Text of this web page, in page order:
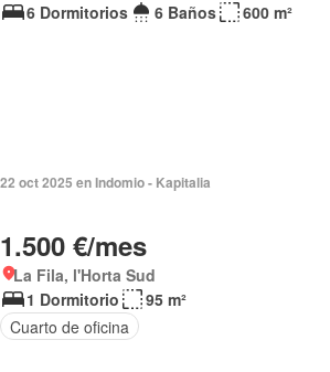
6 Dormitorios
6 Baños 600 m²
22 oct 2025 en Indomio - Kapitalia
1.500 €/mes
La Fila, l'Horta Sud
1 Dormitorio
95 m²
Cuarto de oficina